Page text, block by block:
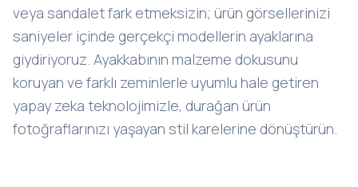
veya sandalet fark etmeksizin; ürün görsellerinizi
saniyeler içinde gerçekçi modellerin ayaklarına
giydiriyoruz. Ayakkabının malzeme dokusunu
koruyan ve farklı zeminlerle uyumlu hale getiren
yapay zeka teknolojimizle, durağan ürün
fotoğraflarınızı yaşayan stil karelerine dönüştürün.